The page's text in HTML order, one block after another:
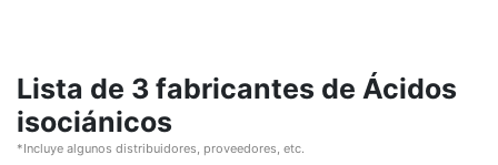
Lista de 3 fabricantes de Ácidos
isociánicos
*Incluye algunos distribuidores, proveedores, etc.